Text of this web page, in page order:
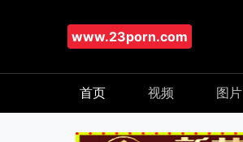
www.23porn.com
首页 视频 图片